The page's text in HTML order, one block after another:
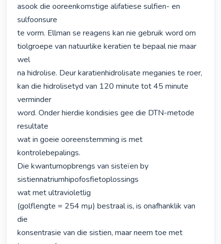
asook die ooreenkomstige alifatiese sulfien- en
sulfoonsure
te vorm. Ellman se reagens kan nie gebruik word om
tiolgroepe van natuurlike keratien te bepaal nie maar
wel
na hidrolise. Deur karatienhidrolisate meganies te roer,
kan die hidrolisetyd van 120 minute tot 45 minute
verminder
word. Onder hierdie kondisies gee die DTN-metode
resultate
wat in goeie ooreenstemming is met
kontrolebepalings.
Die kwantumopbrengs van sisteïen by
sistiennatriumhipofosfietoplossings
wat met ultravioletlig
(golflengte = 254 mµ) bestraal is, is onafhanklik van
die
konsentrasie van die sistien, maar neem toe met